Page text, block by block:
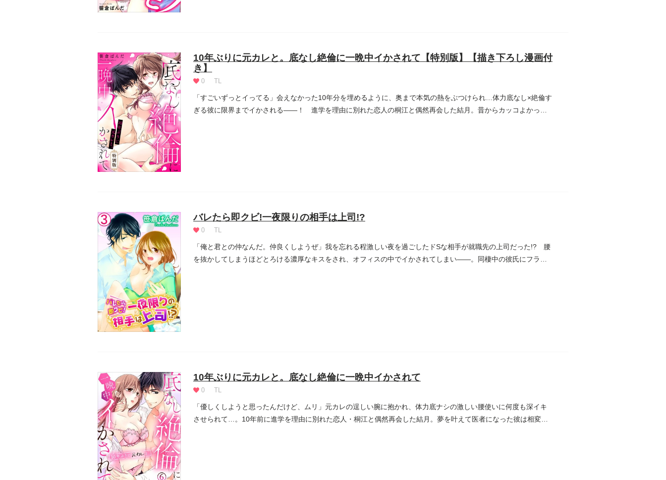
10年ぶりに元カレと。底なし絶倫に一晩中イかされて【特別版】【描き下ろし漫画付
き】
0 TL
「すごいずっとイってる」会えなかった10年分を埋めるように、奥まで本気の熱をぶつけられ…体力底なし×絶倫す
ぎる彼に限界までイかされる――！ 進学を理由に別れた恋人の桐江と偶然再会した結月。昔からカッコよかった
バレたら即クビ!一夜限りの相手は上司!?
0 TL
「俺と君との仲なんだ。仲良くしようぜ」我を忘れる程激しい夜を過ごしたドSな相手が就職先の上司だった!? 腰
を抜かしてしまうほどとろける濃厚なキスをされ、オフィスの中でイかされてしまい――。同棲中の彼氏にフラれ
10年ぶりに元カレと。底なし絶倫に一晩中イかされて
0 TL
「優しくしようと思ったんだけど、ムリ」元カレの逞しい腕に抱かれ、体力底ナシの激しい腰使いに何度も深イキ
させられて…。10年前に進学を理由に別れた恋人・桐江と偶然再会した結月。夢を叶えて医者になった彼は相変わ